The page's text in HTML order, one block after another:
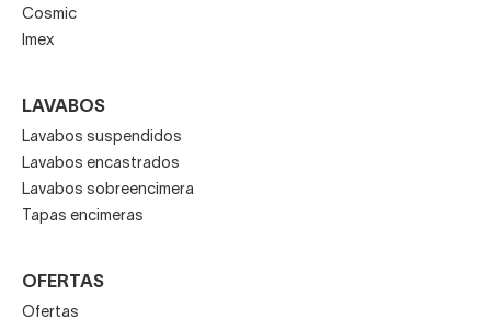
Cosmic
Imex
LAVABOS
Lavabos suspendidos
Lavabos encastrados
Lavabos sobreencimera
Tapas encimeras
OFERTAS
Ofertas